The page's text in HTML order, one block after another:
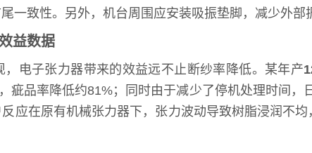
一致性。另外，机台周围应安装吸振垫脚，减少外部
益数据
电子张力器带来的效益远不止断纱率降低。某年产
疵品率降低约81%；同时由于减少了停机处理时间，
应在原有机械张力器下，张力波动导致树脂浸润不